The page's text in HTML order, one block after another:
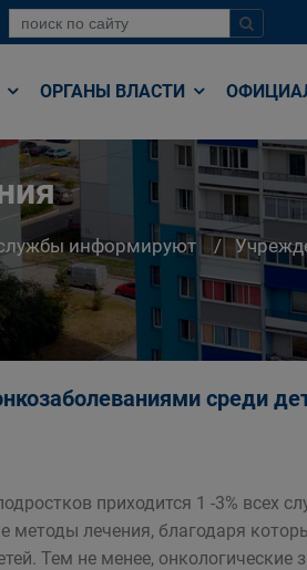
ОРГАНЫ ВЛАСТИ
информируют
среди
приходится 1 -3% всех
методы лечения, благодаря
Тем не менее,